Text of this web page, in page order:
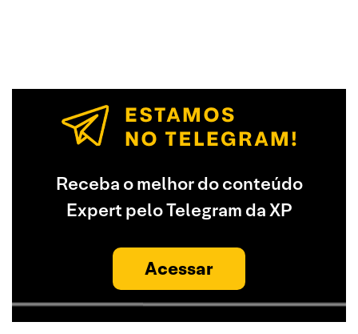
Receba o melhor do conteúdo
Expert pelo Telegram da XP
Acessar